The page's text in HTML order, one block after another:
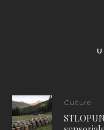
Culture